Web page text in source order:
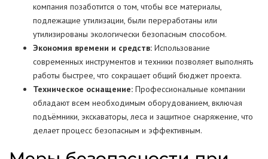
компания позаботится о том, чтобы все материалы,
подлежащие утилизации, были переработаны или
утилизированы экологически безопасным способом.
Экономия времени и средств: Использование
современных инструментов и техники позволяет выполнять
работы быстрее, что сокращает общий бюджет проекта.
Техническое оснащение: Профессиональные компании
обладают всем необходимым оборудованием, включая
подъёмники, экскаваторы, леса и защитное снаряжение, что
делает процесс безопасным и эффективным.